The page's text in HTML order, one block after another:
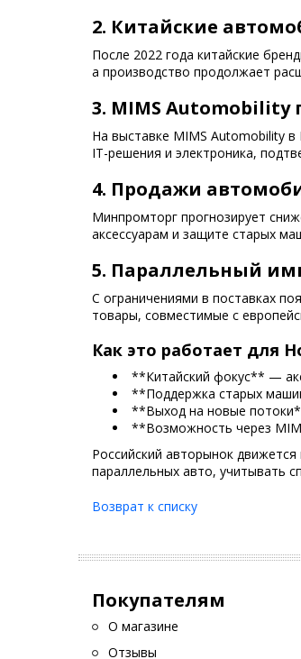
2. Китайские
После 2022 года китайские
а производство продолжает
3. MIMS Automobility
На выставке MIMS Automobility в
IT-решения и электроника,
4. Продажи
Минпромторг прогнозирует
аксессуарам и защите старых
5. Параллельный
С ограничениями в поставках
товары, совместимые с
Как это работает для
**Китайский фокус** —
**Поддержка старых
**Выход на новые
**Возможность через
Российский авторынок
параллельных авто, учитывать
Возврат к списку
Покупателям
О магазине
Отзывы